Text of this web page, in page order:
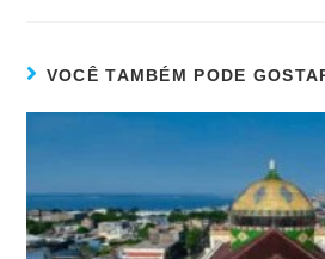
VOCÊ TAMBÉM PODE